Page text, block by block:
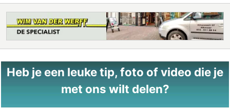
Heb je een leuke tip, foto of video die je
met ons wilt delen?